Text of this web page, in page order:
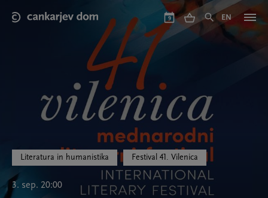
main
9 EN
Literatura in humanistika Festival 41. Vilenica
3. sep. 20:00